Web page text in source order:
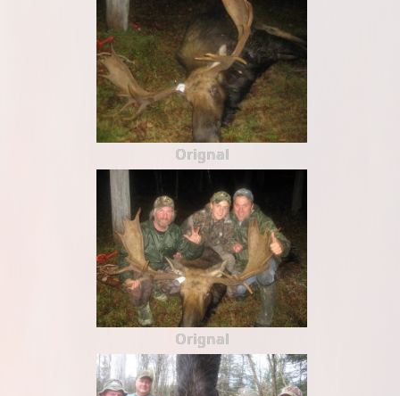
Orignal
Orignal